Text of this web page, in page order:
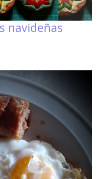
navideñas